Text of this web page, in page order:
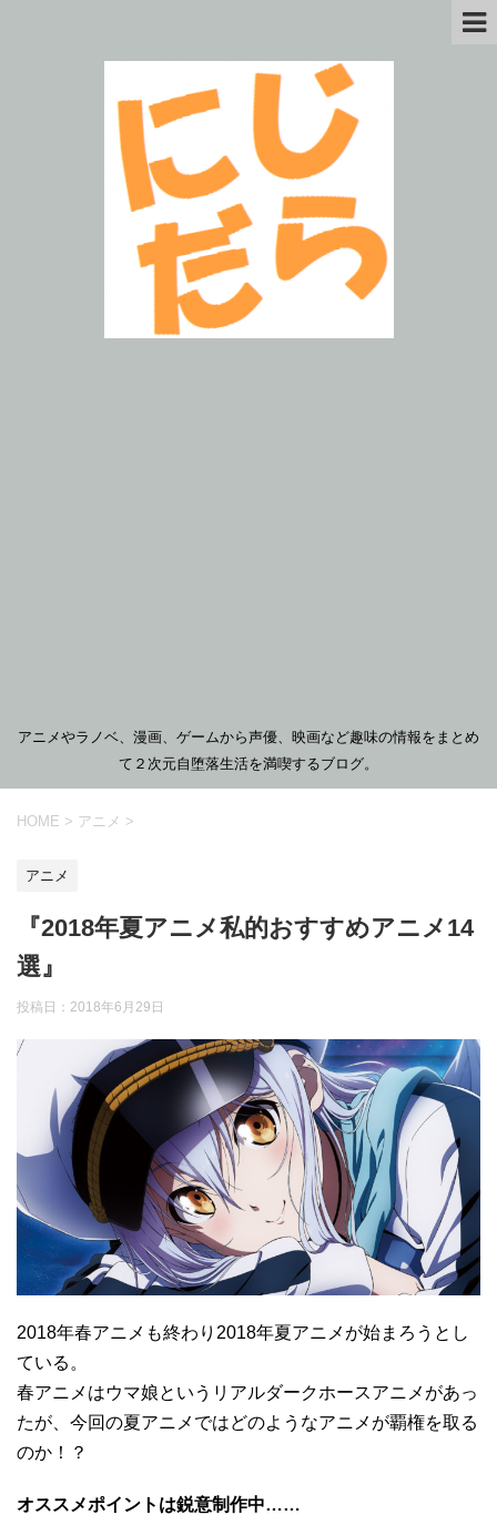
アニメやラノベ、漫画、ゲームから声優、映画など趣味の情報をまとめ
て２次元自堕落生活を満喫するブログ。
HOME > アニメ >
アニメ
『2018年夏アニメ私的おすすめアニメ14
選』
投稿日： 2018年6月29日
2018年春アニメも終わり2018年夏アニメが始まろうとし
ている。
春アニメはウマ娘というリアルダークホースアニメがあっ
たが、今回の夏アニメではどのようなアニメが覇権を取る
のか！？
オススメポイントは鋭意制作中……